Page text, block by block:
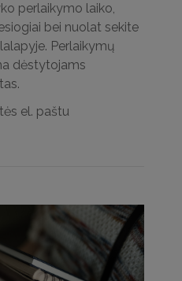
perlaikymo laiko,
bei nuolat sekite
Perlaikymų
dėstytojams
el. paštu